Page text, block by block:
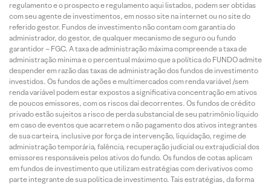
regulamento e o prospecto e regulamento aqui listados, podem ser obtidas
com seu agente de investimentos, em nosso site na internet ou no site do
referido gestor. Fundos de investimento não contam com garantia do
administrador, do gestor, de qualquer mecanismo de seguro ou fundo
garantidor – FGC. A taxa de administração máxima compreende a taxa de
administração mínima e o percentual máximo que a política do FUNDO admite
despender em razão das taxas de administração dos fundos de investimento
investidos. Os fundos de ações e multimercados com renda variável /sem
renda variável podem estar expostos a significativa concentração em ativos
de poucos emissores, com os riscos daí decorrentes. Os fundos de crédito
privado estão sujeitos a risco de perda substancial de seu patrimônio líquido
em caso de eventos que acarretem o não pagamento dos ativos integrantes
de sua carteira, inclusive por força de intervenção, liquidação, regime de
administração temporária, falência, recuperação judicial ou extrajudicial dos
emissores responsáveis pelos ativos do fundo. Os fundos de cotas aplicam
em fundos de investimento que utilizam estratégias com derivativos como
parte integrante de sua política de investimento. Tais estratégias, da forma